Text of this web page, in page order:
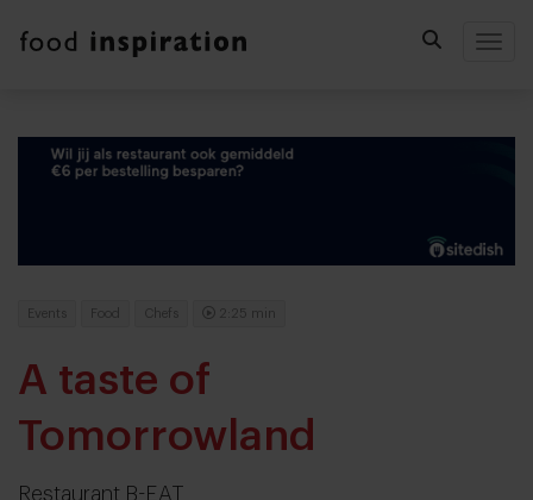
Events Food Chefs 2:25 min
A taste of
Tomorrowland
Restaurant B-EAT